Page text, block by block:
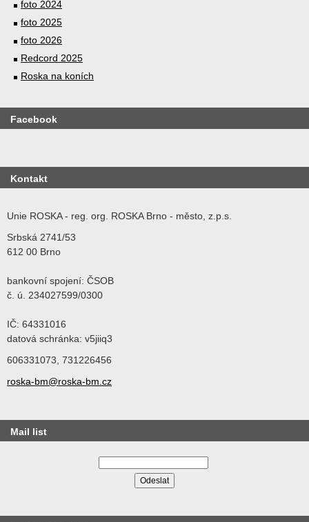
foto 2024
foto 2025
foto 2026
Redcord 2025
Roska na koních
Facebook
Kontakt
Unie ROSKA - reg. org. ROSKA Brno - město, z.p.s.
Srbská 2741/53
612 00 Brno
bankovní spojení: ČSOB
č. ú. 234027599/0300
IČ: 64331016
datová schránka: v5jiiq3
606331073, 731226456
roska-bm@roska-bm.cz
Mail list